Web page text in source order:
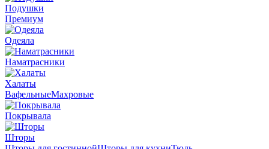
Подушки
Премиум
Одеяла
Наматрасники
Халаты
ВафельныеМахровые
Покрывала
Шторы